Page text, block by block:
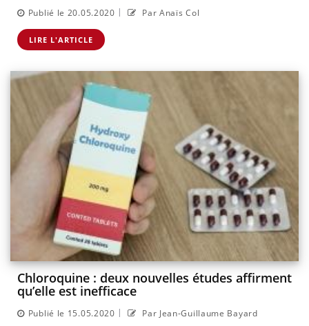
Publié le 20.05.2020 | Par Anaïs Col
LIRE L'ARTICLE
Chloroquine : deux nouvelles études affirment
qu’elle est inefficace
Publié le 15.05.2020 | Par Jean-Guillaume Bayard